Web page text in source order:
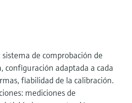
de comprobación de
configuración adaptada a cada
fiabilidad de la calibración.
mediciones de